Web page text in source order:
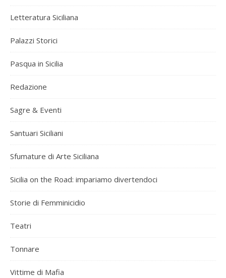
Letteratura Siciliana
Palazzi Storici
Pasqua in Sicilia
Redazione
Sagre & Eventi
Santuari Siciliani
Sfumature di Arte Siciliana
Sicilia on the Road: impariamo divertendoci
Storie di Femminicidio
Teatri
Tonnare
Vittime di Mafia